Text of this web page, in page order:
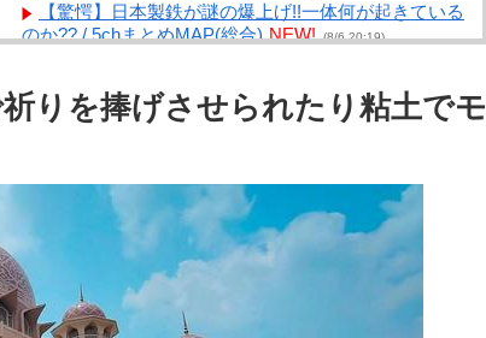
【驚愕】日本製鉄が謎の爆上げ!!一体何が起きている
のか?? / 5chまとめMAP(総合) NEW! (8/6 20:19)
合) NEW! (8/6 19:27)
5chまとめMAP(総合)
NEW! (8/6 19:17)
劇団員やってる友達からたまにチケット買わされる
から見に行くんやけどさ・・・ / おまとめアンテナ
NEW!
北朝鮮、弾道ミサイル発射 EEZ外に落下 / 5chまと
めMAP(総合)
(8/6 18:15)
りを捧げさせられたり粘土でモ